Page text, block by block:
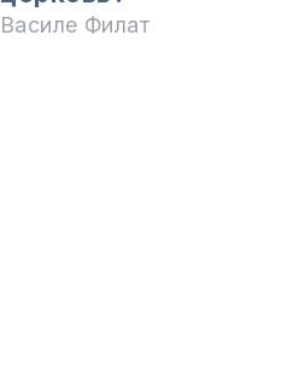
Василе Филат